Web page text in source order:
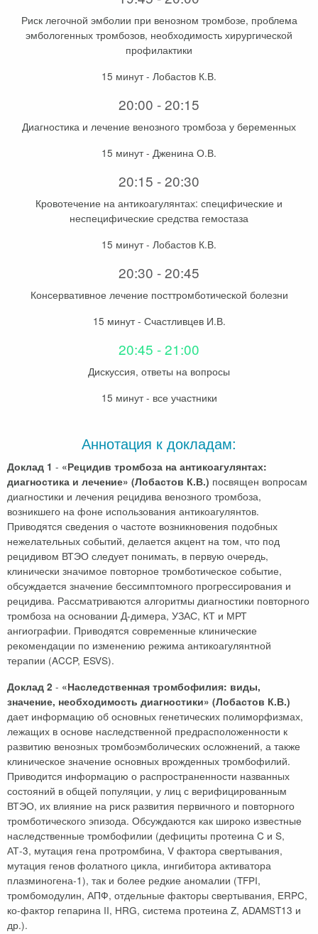
Риск легочной эмболии при венозном тромбозе, проблема
эмбологенных тромбозов, необходимость хирургической
профилактики
15 минут - Лобастов К.В.
20:00 - 20:15
Диагностика и лечение венозного тромбоза у беременных
15 минут - Дженина О.В.
20:15 - 20:30
Кровотечение на антикоагулянтах: специфические и
неспецифические средства гемостаза
15 минут - Лобастов К.В.
20:30 - 20:45
Консервативное лечение посттромботической болезни
15 минут - Счастливцев И.В.
20:45 - 21:00
Дискуссия, ответы на вопросы
15 минут - все участники
Аннотация к докладам:
Доклад 1 - «Рецидив тромбоза на антикоагулянтах:
диагностика и лечение» (Лобастов К.В.) посвящен вопросам
диагностики и лечения рецидива венозного тромбоза,
возникшего на фоне использования антикоагулянтов.
Приводятся сведения о частоте возникновения подобных
нежелательных событий, делается акцент на том, что под
рецидивом ВТЭО следует понимать, в первую очередь,
клинически значимое повторное тромботическое событие,
обсуждается значение бессимптомного прогрессирования и
рецидива. Рассматриваются алгоритмы диагностики повторного
тромбоза на основании Д-димера, УЗАС, КТ и МРТ
ангиографии. Приводятся современные клинические
рекомендации по изменению режима антикоагулянтной
терапии (ACCP, ESVS).
Доклад 2 - «Наследственная тромбофилия: виды,
значение, необходимость диагностики» (Лобастов К.В.)
дает информацию об основных генетических полиморфизмах,
лежащих в основе наследственной предрасположенности к
развитию венозных тромбоэмболических осложнений, а также
клиническое значение основных врожденных тромбофилий.
Приводится информацию о распространенности названных
состояний в общей популяции, у лиц с верифицированным
ВТЭО, их влияние на риск развития первичного и повторного
тромботического эпизода. Обсуждаются как широко известные
наследственные тромбофилии (дефициты протеина C и S,
АТ-3, мутация гена протромбина, V фактора свертывания,
мутация генов фолатного цикла, ингибитора активатора
плазминогена-1), так и более редкие аномалии (TFPI,
тромбомодулин, АПФ, отдельные факторы свертывания, ERPC,
ко-фактор гепарина II, HRG, система протеина Z, ADAMST13 и
др.).